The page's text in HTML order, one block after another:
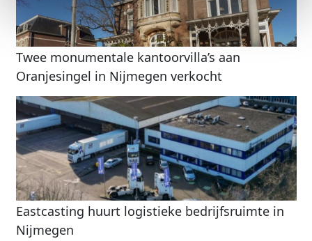
Twee monumentale kantoorvilla’s aan
Oranjesingel in Nijmegen verkocht
Eastcasting huurt logistieke bedrijfsruimte in
Nijmegen